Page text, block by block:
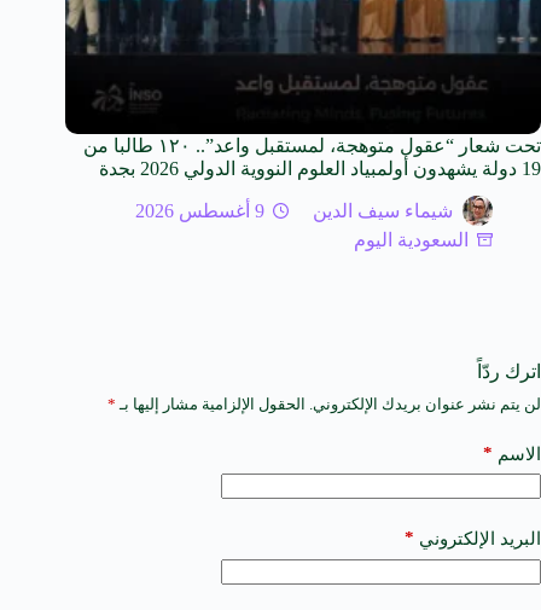
تحت شعار “عقول متوهجة، لمستقبل واعد”.. ١٢٠ طالبا من
19 دولة يشهدون أولمبياد العلوم النووية الدولي 2026 بجدة
شيماء سيف الدين
9 أغسطس 2026
السعودية اليوم
اترك ردّاً
لن يتم نشر عنوان بريدك الإلكتروني. الحقول الإلزامية مشار إليها بـ *
الاسم *
البريد الإلكتروني *
A
t
e
a
t
i